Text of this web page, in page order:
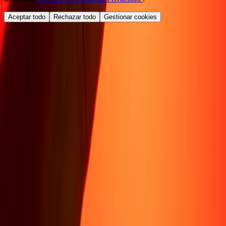
Aceptar todo Rechazar todo Gestionar cookies